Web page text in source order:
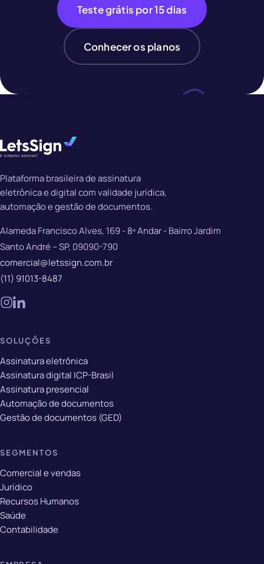
Teste grátis por 15 dias
Conhecer os planos
Plataforma brasileira de assinatura
eletrônica e digital com validade jurídica,
automação e gestão de documentos.
Alameda Francisco Alves, 169 - 8º Andar - Bairro Jardim
Santo André – SP, 09090-790
comercial@letssign.com.br
(11) 91013-8487
SOLUÇÕES
Assinatura eletrônica
Assinatura digital ICP-Brasil
Assinatura presencial
Automação de documentos
Gestão de documentos (GED)
SEGMENTOS
Comercial e vendas
Jurídico
Recursos Humanos
Saúde
Contabilidade